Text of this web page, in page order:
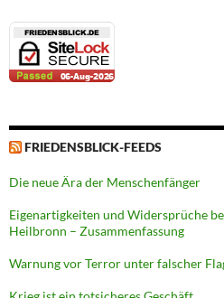
FRIEDENSBLICK-FEEDS
Die neue Ära der Menschenfänger
Eigenartigkeiten und Widersprüche
Heilbronn – Zusammenfassung
Warnung vor Terror unter falscher